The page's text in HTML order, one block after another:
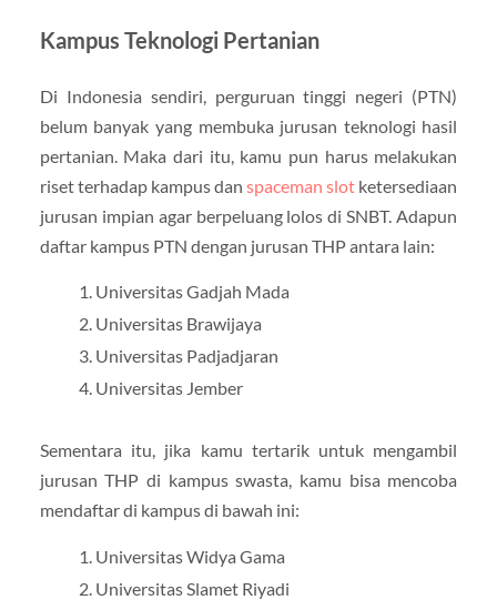
Kampus Teknologi Pertanian
Di Indonesia sendiri, perguruan tinggi negeri (PTN)
belum banyak yang membuka jurusan teknologi hasil
pertanian. Maka dari itu, kamu pun harus melakukan
riset terhadap kampus danspaceman slot ketersediaan
jurusan impian agar berpeluang lolos di SNBT. Adapun
daftar kampus PTN dengan jurusan THP antara lain:
Universitas Gadjah Mada
Universitas Brawijaya
Universitas Padjadjaran
Universitas Jember
Sementara itu, jika kamu tertarik untuk mengambil
jurusan THP di kampus swasta, kamu bisa mencoba
mendaftar di kampus di bawah ini:
Universitas Widya Gama
Universitas Slamet Riyadi